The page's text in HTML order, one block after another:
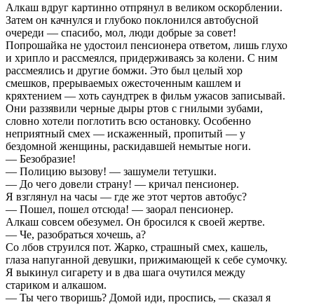
Алкаш вдруг картинно отпрянул в великом оскорблении.
Затем он качнулся и глубоко поклонился автобусной
очереди — спасибо, мол, люди добрые за совет!
Попрошайка не удостоил пенсионера ответом, лишь глухо
и хрипло и рассмеялся, придерживаясь за колени. С ним
рассмеялись и другие бомжи. Это был целый хор
смешков, прерываемых ожесточенным кашлем и
кряхтением — хоть саундтрек в фильм ужасов записывай.
Они раззявили черные дыры ртов с гнилыми зубами,
словно хотели поглотить всю остановку. Особенно
неприятный смех — искаженный, пропитый — у
бездомной женщины, раскидавшей немытые ноги.
— Безобразие!
— Полицию вызову! — зашумели тетушки.
— До чего довели страну! — кричал пенсионер.
Я взглянул на часы — где же этот чертов автобус?
— Пошел, пошел отсюда! — заорал пенсионер.
Алкаш совсем обезумел. Он бросился к своей жертве.
— Че, разобраться хочешь, а?
Со лбов струился пот. Жарко, страшный смех, кашель,
глаза напуганной девушки, прижимающей к себе сумочку.
Я выкинул сигарету и в два шага очутился между
стариком и алкашом.
— Ты чего творишь? Домой иди, проспись, — сказал я